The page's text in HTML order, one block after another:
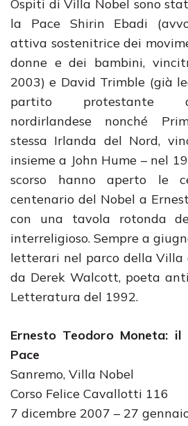
Ospiti di Villa Nobel sono
la Pace Shirin Ebadi
attiva sostenitrice dei
donne e dei bambini,
2003) e David Trimble (già
partito protestante
nordirlandese nonché
stessa Irlanda del Nord,
insieme a John Hume – nel
scorso hanno aperto le
centenario del Nobel a
con una tavola rotonda
interreligioso. Sempre a
letterari nel parco della
da Derek Walcott, poeta
Letteratura del 1992.
Ernesto Teodoro Moneta:
Pace
Sanremo, Villa Nobel
Corso Felice Cavallotti 116
7 dicembre 2007 – 27